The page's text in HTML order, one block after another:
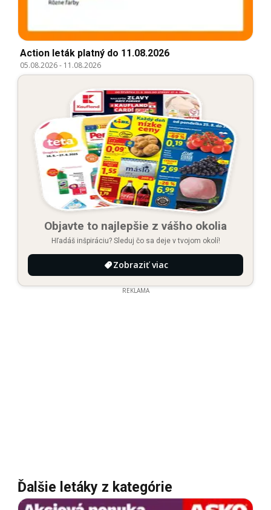
Action leták platný do 11.08.2026
05.08.2026- 11.08.2026
Objavte to najlepšie z vášho okolia
Hľadáš inšpiráciu? Sleduj čo sa deje v tvojom okolí!
Zobraziť viac
REKLAMA
Ďalšie letáky z kategórie